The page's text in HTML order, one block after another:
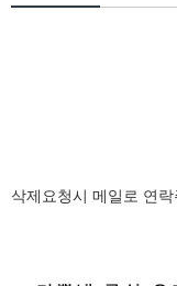
삭제요청시 메일로 연락